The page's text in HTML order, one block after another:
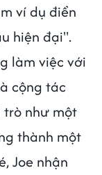
ví dụ điển
hiện đại".
làm việc với
cộng tác
trò như một
thành một
Joe nhận